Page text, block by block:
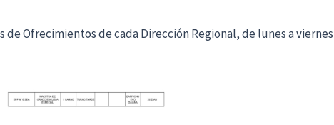
Ofrecimientos de cada Dirección Regional, de lunes a